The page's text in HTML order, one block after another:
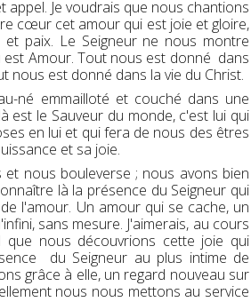
appel. Je voudrais que nous chantions
cœur cet amour qui est joie et gloire,
paix. Le Seigneur ne nous montre
est Amour. Tout nous est donné dans
nous est donné dans la vie du Christ.
né emmailloté et couché dans une
est le Sauveur du monde, c'est lui qui
en lui et qui fera de nous des êtres
et sa joie.
et nous bouleverse ; nous avons bien
là la présence du Seigneur qui
l'amour. Un amour qui se cache, un
sans mesure. J'aimerais, au cours
nous découvrions cette joie qui
du Seigneur au plus intime de
grâce à elle, un regard nouveau sur
nous nous mettons au service